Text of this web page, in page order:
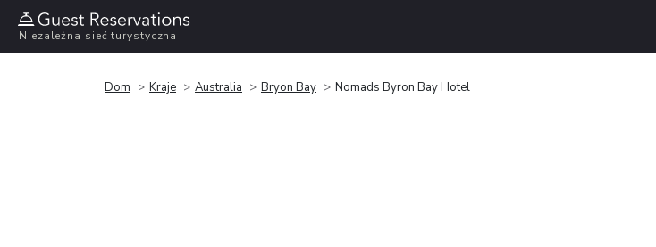
Niezależna sieć turystyczna
Dom Kraje Australia Bryon Bay Nomads Byron Bay Hotel